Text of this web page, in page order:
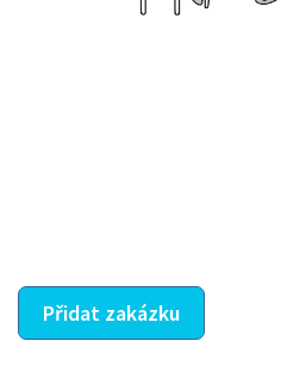
Přidat zakázku